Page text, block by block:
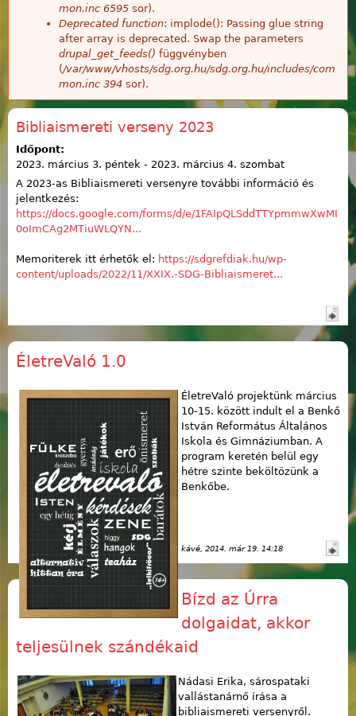
mon.inc 6595 sor).
Deprecated function: implode(): Passing glue string
after array is deprecated. Swap the parameters
drupal_get_feeds() függvényben
(/var/www/vhosts/sdg.org.hu/sdg.org.hu/includes/com
mon.inc 394 sor).
Bibliaismereti verseny 2023
Időpont:
2023. március 3. péntek - 2023. március 4. szombat
A 2023-as Bibliaismereti versenyre további információ és
jelentkezés:
https://docs.google.com/forms/d/e/1FAIpQLSddTTYpmmwXwMI
0oImCAg2MTiuWLQYN...
Memoriterek itt érhetők el: https://sdgrefdiak.hu/wp-
content/uploads/2022/11/XXIX.-SDG-Bibliaismeret...
ÉletreValó 1.0
ÉletreValó projektünk március
10-15. között indult el a Benkő
István Református Általános
Iskola és Gimnáziumban. A
program keretén belül egy
hétre szinte beköltözünk a
Benkőbe.
kávé , 2014. már 19. 14:18
Bízd az Úrra
dolgaidat, akkor
teljesülnek szándékaid
Nádasi Erika, sárospataki
vallástanárnő írása a
bibliaismereti versenyről.